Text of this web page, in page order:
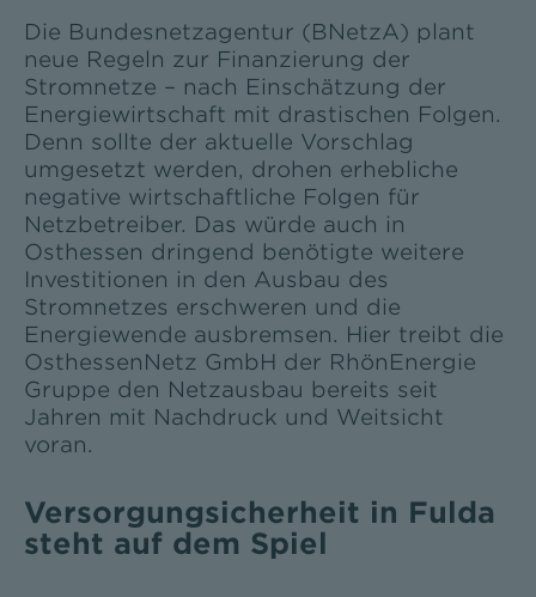
Die Bundesnetzagentur (BNetzA) plant
neue Regeln zur Finanzierung der
Stromnetze – nach Einschätzung der
Energiewirtschaft mit drastischen Folgen.
Denn sollte der aktuelle Vorschlag
umgesetzt werden, drohen erhebliche
negative wirtschaftliche Folgen für
Netzbetreiber. Das würde auch in
Osthessen dringend benötigte weitere
Investitionen in den Ausbau des
Stromnetzes erschweren und die
Energiewende ausbremsen. Hier treibt die
OsthessenNetz GmbH der RhönEnergie
Gruppe den Netzausbau bereits seit
Jahren mit Nachdruck und Weitsicht
voran.
Versorgungsicherheit in Fulda
steht auf dem Spiel